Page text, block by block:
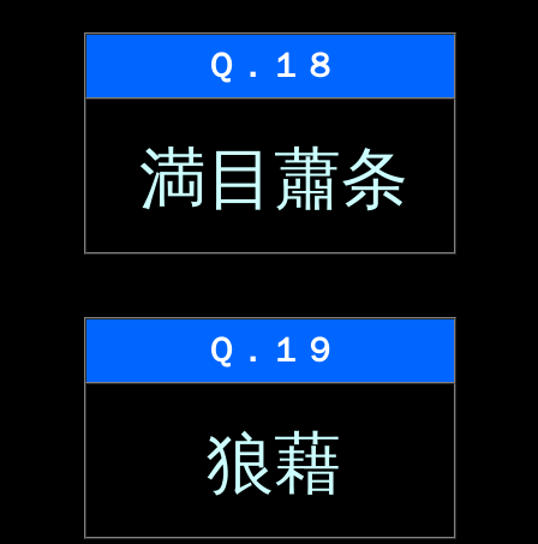
Ｑ．１８
満目蕭条
Ｑ．１９
狼藉